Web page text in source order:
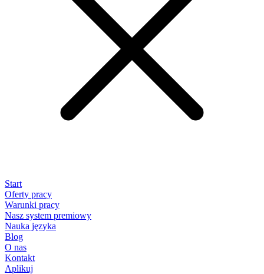
Start
Oferty pracy
Warunki pracy
Nasz system premiowy
Nauka języka
Blog
O nas
Kontakt
Aplikuj